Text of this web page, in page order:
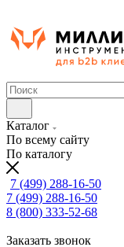
Каталог
По всему сайту
По каталогу
7 (499) 288-16-50
7 (499) 288-16-50
8 (800) 333-52-68
Заказать звонок